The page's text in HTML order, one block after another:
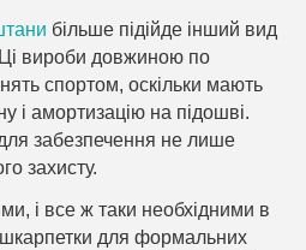
більше підійде інший вид
вироби довжиною по
спортом, оскільки мають
і амортизацію на підошві.
забезпечення не лише
захисту.
і все ж таки необхідними в
шкарпетки для формальних